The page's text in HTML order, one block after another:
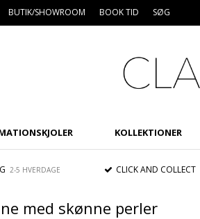
BUTIK/SHOWROOM BOOK TID SØG
KOLLEKTIONER
2-5 HVERDAGE CLICK AND COLLECT
med skønne perler